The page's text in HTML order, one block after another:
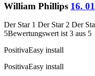
William Phillips 16.
Der Star 1 Der Star 2 Der
5Bewertungswert ist 3 aus 5
PositivaEasy install
PositivaEasy install